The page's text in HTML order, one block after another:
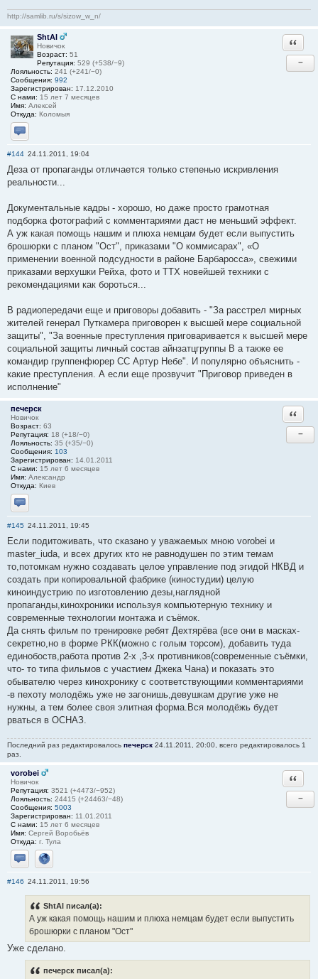
http://samlib.ru/s/sizow_w_n/
ShtAl
Новичок
Возраст: 51
Репутация: 529 (+538/−9)
Лояльность: 241 (+241/−0)
Сообщения: 992
Зарегистрирован: 17.12.2010
С нами: 15 лет 7 месяцев
Имя: Алексей
Откуда: Коломыя
Отправить личное сообщение
−
#144 24.11.2011, 19:04
Деза от пропаганды отличается только степенью искривления
реальности...
Документальные кадры - хорошо, но даже просто грамотная
подборка фотографий с комментариями даст не меньший эффект.
А уж какая помощь нашим и плюха немцам будет если выпустить
брошюрки с планом "Ост", приказами "О коммисарах", «О
применении военной подсудности в районе Барбаросса», свежими
приказами верхушки Рейха, фото и ТТХ новейшей техники с
рекомендациями как бороться...
В радиопередачи еще и приговоры добавить - "За расстрел мирных
жителей генерал Путкамера приговорен к высшей мере социальной
защиты", "За военные преступления приговаривается к высшей мере
социальной защиты личный состав айнзатцгруппы B а также ее
командир группенфюрер СС Артур Небе". И популярно объяснить -
какие преступления. А если еще прозвучит "Приговор приведен в
исполнение"
печерск
Новичок
Возраст: 63
Репутация: 18 (+18/−0)
Лояльность: 35 (+35/−0)
Сообщения: 103
Зарегистрирован: 14.01.2011
С нами: 15 лет 6 месяцев
Имя: Александр
Откуда: Киев
Отправить личное сообщение
−
#145 24.11.2011, 19:45
Если подитоживать, что сказано у уважаемых мною vorobei и
master_iuda, и всех других кто не равнодушен по этим темам
то,потомкам нужно создавать целое управление под эгидой НКВД и
создать при копировальной фабрике (киностудии) целую
киноиндустрию по изготовлению дезы,наглядной
пропаганды,кинохроники используя компьютерную технику и
современные технологии монтажа и съёмок.
Да снять фильм по тренировке ребят Дехтярёва (все они в масках-
секретно,но в форме РКК(можно с голым торсом), добавить туда
единобоств,работа против 2-х ,3-х противников(современные съёмки,
что- то типа фильмов с участием Джека Чана) и показать это
обывателю через кинохронику с соответствующими комментариями
-в пехоту молодёжь уже не загонишь,девушкам другие уже не
нужны, а тем более своя элитная форма.Вся молодёжь будет
рваться в ОСНАЗ.
Последний раз редактировалось печерск 24.11.2011, 20:00, всего редактировалось 1
раз.
vorobei
Новичок
Репутация: 3521 (+4473/−952)
Лояльность: 24415 (+24463/−48)
Сообщения: 5003
Зарегистрирован: 11.01.2011
С нами: 15 лет 6 месяцев
Имя: Сергей Воробьёв
Откуда: г. Тула
Отправить личное сообщение
Сайт
−
#146 24.11.2011, 19:56
ShtAl писал(а):
А уж какая помощь нашим и плюха немцам будет если выпустить
брошюрки с планом "Ост"
Уже сделано.
печерск писал(а):